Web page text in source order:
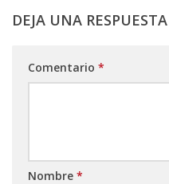
DEJA UNA RESPUESTA
Comentario *
Nombre *